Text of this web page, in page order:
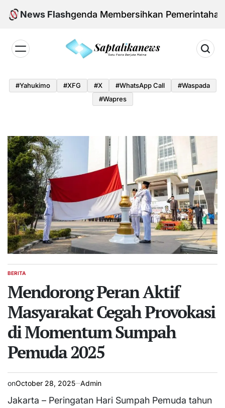
Skip
News Flash
dan Agenda Membersihkan Pemerintahan
#yahukimo #XFG #x #WhatsApp Call
#waspada
#Wapres
POSTED
BERITA
Mendorong Peran Aktif
Masyarakat Cegah Provokasi
di Momentum Sumpah
Pemuda 2025
onOctober 28, 2025 Admin
Jakarta – Peringatan Hari Sumpah Pemuda tahun